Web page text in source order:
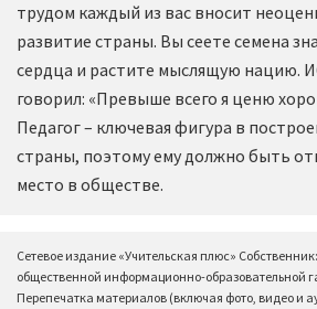
трудом каждый из вас вносит
развитие страны. Вы сеете семена
сердца и растите мыслящую нацию.
говорил: «Превыше всего я ценю
Педагог – ключевая фигура в
страны, поэтому ему должно быть
место в обществе.
Сетевое издание «Учительская плюс»
общественной информационно-образовательной
Перепечатка материалов (включая фото, видео и